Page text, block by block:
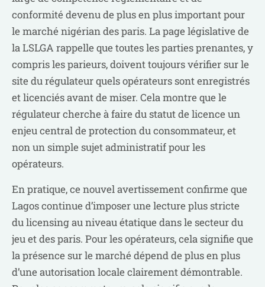
conformité devenu de plus en plus important pour
le marché nigérian des paris. La page législative de
la LSLGA rappelle que toutes les parties prenantes, y
compris les parieurs, doivent toujours vérifier sur le
site du régulateur quels opérateurs sont enregistrés
et licenciés avant de miser. Cela montre que le
régulateur cherche à faire du statut de licence un
enjeu central de protection du consommateur, et
non un simple sujet administratif pour les
opérateurs.
En pratique, ce nouvel avertissement confirme que
Lagos continue d’imposer une lecture plus stricte
du licensing au niveau étatique dans le secteur du
jeu et des paris. Pour les opérateurs, cela signifie que
la présence sur le marché dépend de plus en plus
d’une autorisation locale clairement démontrable.